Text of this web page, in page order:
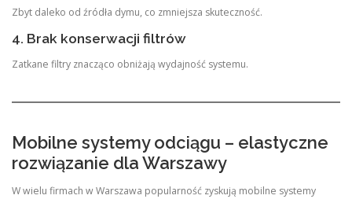
Zbyt daleko od źródła dymu, co zmniejsza skuteczność.
4. Brak konserwacji filtrów
Zatkane filtry znacząco obniżają wydajność systemu.
Mobilne systemy odciągu – elastyczne
rozwiązanie dla Warszawy
W wielu firmach w Warszawa popularność zyskują mobilne systemy